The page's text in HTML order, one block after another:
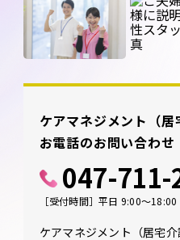
ケアマネジメント（居
お電話のお問い合わせ
047-711-
［受付時間］平日 9:00～18:00
ケアマネジメント（居宅